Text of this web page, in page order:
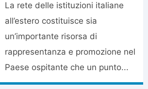
La rete delle istituzioni italiane
all’estero costituisce sia
un’importante risorsa di
rappresentanza e promozione nel
Paese ospitante che un punto...